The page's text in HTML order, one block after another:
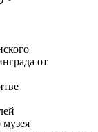
от
музея